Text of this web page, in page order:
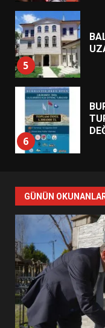
5
6
7
1
GÜNÜN